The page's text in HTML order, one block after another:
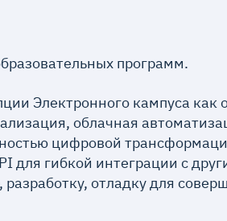
программ.
Электронного кампуса как
облачная
цифровой
для гибкой интеграции с
отладку для